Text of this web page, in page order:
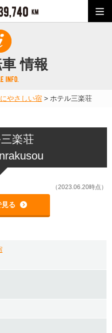
情報
やさしい宿 > ホテル三楽荘
楽荘
（2023.06.20時点）
る